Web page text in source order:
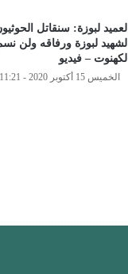
العميد لبوزة: سنقاتل
الشهيد لبوزة ورفاقه ولن
الكهنوت – فيديو
الخميس 15 أكتوبر 2020 - 11:21 مساءً